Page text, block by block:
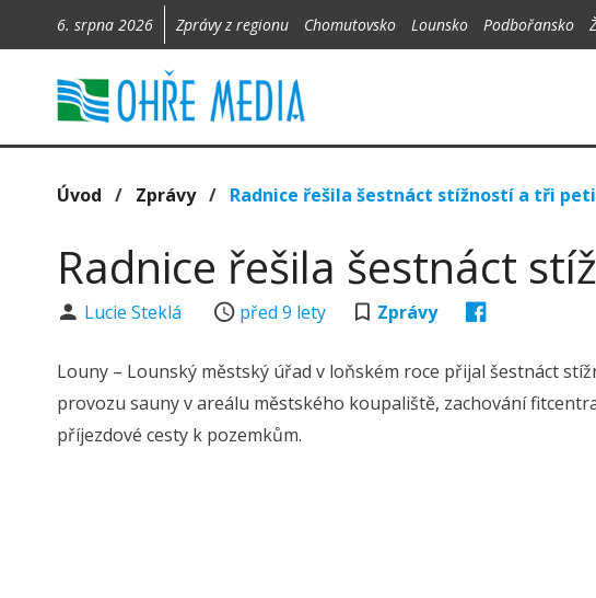
6. srpna 2026 Zprávy z regionu Chomutovsko Lounsko Podbořansko
Úvod / Zprávy/ Radnice řešila šestnáct stížností a tři
Radnice řešila šestnáct
Lucie Steklá před 9 lety Zprávy
Louny – Lounský městský úřad v loňském roce přijal šestnáct
provozu sauny v areálu městského koupaliště, zachování
příjezdové cesty k pozemkům.